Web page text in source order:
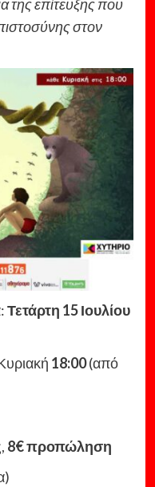
της επίτευξης που
στον
Τετάρτη 15 Ιουλίου
18:00(από
8€ προπώληση